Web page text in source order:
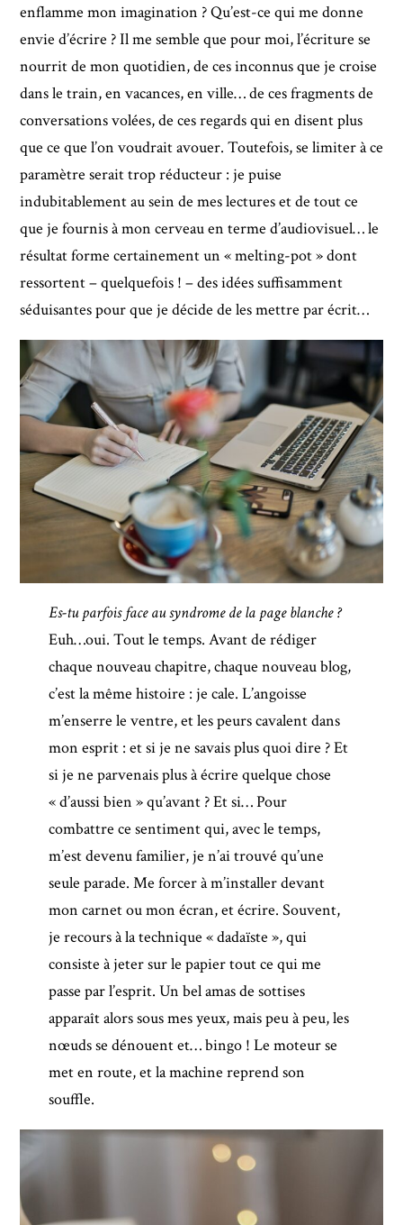
enflamme mon imagination ? Qu’est-ce qui me donne
envie d’écrire ? Il me semble que pour moi, l’écriture se
nourrit de mon quotidien, de ces inconnus que je croise
dans le train, en vacances, en ville… de ces fragments de
conversations volées, de ces regards qui en disent plus
que ce que l’on voudrait avouer. Toutefois, se limiter à ce
paramètre serait trop réducteur : je puise
indubitablement au sein de mes lectures et de tout ce
que je fournis à mon cerveau en terme d’audiovisuel… le
résultat forme certainement un « melting-pot » dont
ressortent – quelquefois ! – des idées suffisamment
séduisantes pour que je décide de les mettre par écrit…
Es-tu parfois face au syndrome de la page blanche ?
Euh…oui. Tout le temps. Avant de rédiger
chaque nouveau chapitre, chaque nouveau blog,
c’est la même histoire : je cale. L’angoisse
m’enserre le ventre, et les peurs cavalent dans
mon esprit : et si je ne savais plus quoi dire ? Et
si je ne parvenais plus à écrire quelque chose
« d’aussi bien » qu’avant ? Et si… Pour
combattre ce sentiment qui, avec le temps,
m’est devenu familier, je n’ai trouvé qu’une
seule parade. Me forcer à m’installer devant
mon carnet ou mon écran, et écrire. Souvent,
je recours à la technique « dadaïste », qui
consiste à jeter sur le papier tout ce qui me
passe par l’esprit. Un bel amas de sottises
apparaît alors sous mes yeux, mais peu à peu, les
nœuds se dénouent et… bingo ! Le moteur se
met en route, et la machine reprend son
souffle.